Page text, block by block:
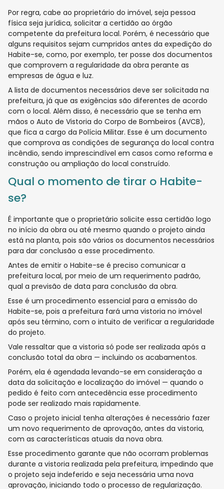
Por regra, cabe ao proprietário do imóvel, seja pessoa
física seja jurídica, solicitar a certidão ao órgão
competente da prefeitura local. Porém, é necessário que
alguns requisitos sejam cumpridos antes da expedição do
Habite-se, como, por exemplo, ter posse dos documentos
que comprovem a regularidade da obra perante as
empresas de água e luz.
A lista de documentos necessários deve ser solicitada na
prefeitura, já que as exigências são diferentes de acordo
com o local. Além disso, é necessário que se tenha em
mãos o Auto de Vistoria do Corpo de Bombeiros (AVCB),
que fica a cargo da Polícia Militar. Esse é um documento
que comprova as condições de segurança do local contra
incêndio, sendo imprescindível em casos como reforma e
construção ou ampliação do local construído.
Qual o momento de tirar o Habite-
se?
É importante que o proprietário solicite essa certidão logo
no início da obra ou até mesmo quando o projeto ainda
está na planta, pois são vários os documentos necessários
para dar conclusão a esse procedimento.
Antes de emitir o Habite-se é preciso comunicar a
prefeitura local, por meio de um requerimento padrão,
qual a previsão de data para conclusão da obra.
Esse é um procedimento essencial para a emissão do
Habite-se, pois a prefeitura fará uma vistoria no imóvel
após seu término, com o intuito de verificar a regularidade
do projeto.
Vale ressaltar que a vistoria só pode ser realizada após a
conclusão total da obra — incluindo os acabamentos.
Porém, ela é agendada levando-se em consideração a
data da solicitação e localização do imóvel — quando o
pedido é feito com antecedência esse procedimento
pode ser realizado mais rapidamente.
Caso o projeto inicial tenha alterações é necessário fazer
um novo requerimento de aprovação, antes da vistoria,
com as características atuais da nova obra.
Esse procedimento garante que não ocorram problemas
durante a vistoria realizada pela prefeitura, impedindo que
o projeto seja indeferido e seja necessária uma nova
aprovação, iniciando todo o processo de regularização.